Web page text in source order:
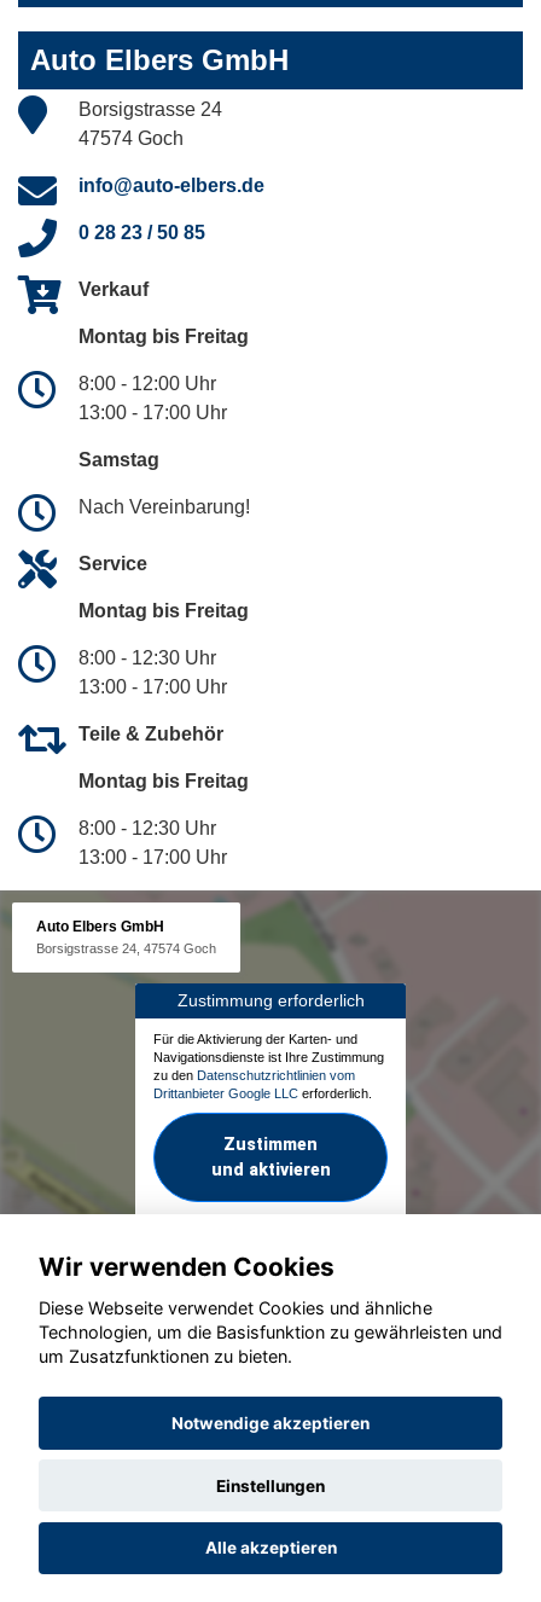
Auto Elbers GmbH
Borsigstrasse 24
47574 Goch
info@auto-elbers.de
0 28 23 / 50 85
Verkauf
Montag bis Freitag
8:00 - 12:00 Uhr
13:00 - 17:00 Uhr
Samstag
Nach Vereinbarung!
Service
Montag bis Freitag
8:00 - 12:30 Uhr
13:00 - 17:00 Uhr
Teile & Zubehör
Montag bis Freitag
8:00 - 12:30 Uhr
13:00 - 17:00 Uhr
Auto Elbers GmbH
Borsigstrasse 24, 47574 Goch
Zustimmung erforderlich
Für die Aktivierung der Karten- und
Navigationsdienste ist Ihre Zustimmung
zu den Datenschutzrichtlinien vom
Drittanbieter Google LLC erforderlich.
Zustimmen
und aktivieren
© konjunkturmotor.de GmbH 2020 - 2026
Wir verwenden Cookies
Diese Webseite verwendet Cookies und ähnliche
Technologien, um die Basisfunktion zu gewährleisten und
um Zusatzfunktionen zu bieten.
Notwendige akzeptieren
Einstellungen
Alle akzeptieren